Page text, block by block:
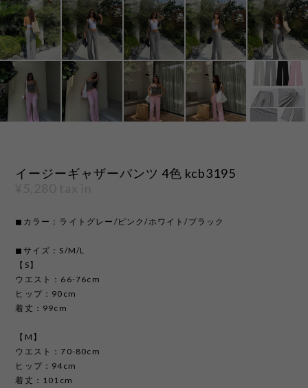
イージーギャザーパンツ 4色 kcb3195
◼︎カラー：ライトグレー/ピンク/ホワイト/ブラック
◼︎サイズ：S/M/L
【S】
ウエスト：66-76cm
ヒップ：90cm
着丈：99cm
【M】
ウエスト：70-80cm
ヒップ：94cm
着丈：101cm